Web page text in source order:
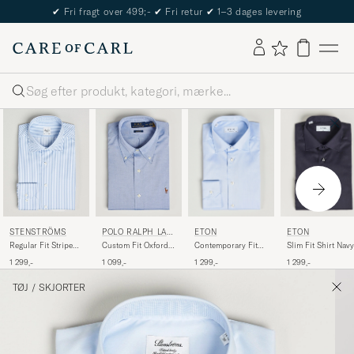
The Care of Carl Passport
Søg
STENSTRÖMS
Regular Fit Striped
Blue/White
1 299,-
POLO RALPH LAU
REN
Custom Fit Oxford
Blue
1 099,-
ETON
Contemporary Fit
1 299,-
ETON
Slim Fit Shirt Navy
1 299,-
TØJ / SKJORTER